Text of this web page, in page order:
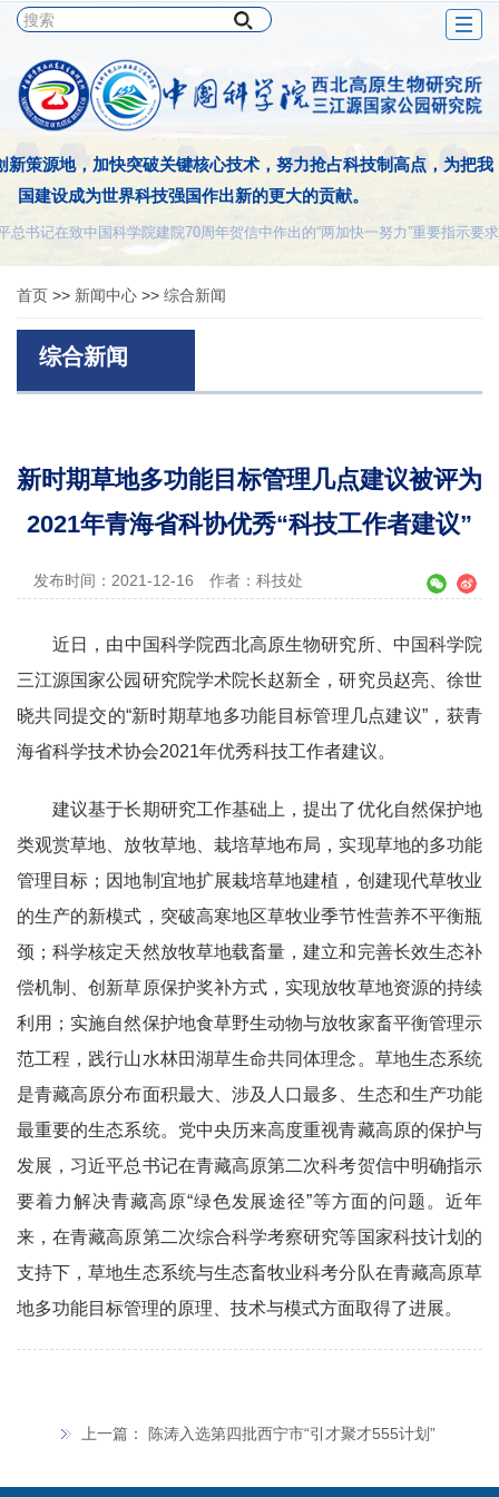
新策源地，加快突破关键核心技术，努力抢占科技制高点，为把我
国建设成为世界科技强国作出新的更大的贡献。
书记在致中国科学院建院70周年贺信中作出的“两加快一努力”重要指示要求
首页 >> 新闻中心 >> 综合新闻
综合新闻
新时期草地多功能目标管理几点建议被评为
2021年青海省科协优秀“科技工作者建议”
发布时间：2021-12-16 作者：科技处
近日， 由中国科学院西北高原生物研究所、中国科学院
三江源国家公园研究院学术院长赵新全 ，研究员赵亮、徐世
晓共同提交的“新时期草地多功能目标管理几点建议” ，获青
海省科学技术协会2021年优秀科技工作者建议。
建议基于长期研究工作基础上，提出了优化自然保护地
类观赏草地、放牧草地、栽培草地布局，实现草地的多功能
管理目标；因地制宜地扩展栽培草地建植，创建现代草牧业
的生产的新模式，突破高寒地区草牧业季节性营养不平衡瓶
颈；科学核定天然放牧草地载畜量，建立和完善长效生态补
偿机制、创新草原保护奖补方式，实现放牧草地资源的持续
利用；实施自然保护地食草野生动物与放牧家畜平衡管理示
范工程，践行山水林田湖草生命共同体理念。草地生态系统
是青藏高原分布面积最大、涉及人口最多、生态和生产功能
最重要的生态系统。党中央历来高度重视青藏高原的保护与
发展，习近平总书记在青藏高原第二次科考贺信中明确指示
要着力解决青藏高原“绿色发展途径”等方面的问题。近年
来，在青藏高原第二次综合科学考察研究等国家科技计划的
支持下，草地生态系统与生态畜牧业科考分队在青藏高原草
地多功能目标管理的原理、技术与模式方面取得了进展。
上一篇： 陈涛入选第四批西宁市“引才聚才555计划”